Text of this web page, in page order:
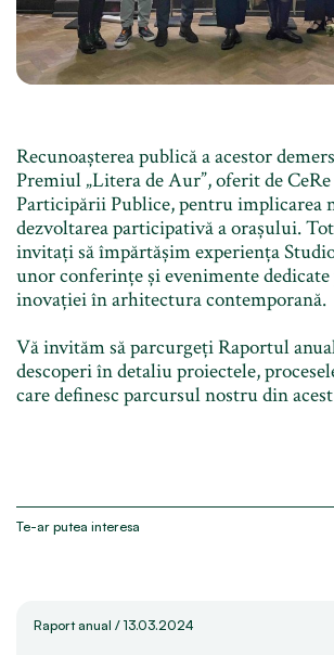
Recunoașterea publică a acestor
Premiul „Litera de Aur”, oferit de
Participării Publice, pentru implicarea
dezvoltarea participativă a orașului.
invitați să împărtășim experiența
unor conferințe și evenimente
inovației în arhitectura contemporană.
Vă invităm să parcurgeți Raportul
descoperi în detaliu proiectele,
care definesc parcursul nostru din
Te-ar putea interesa
Raport anual /13.03.2024